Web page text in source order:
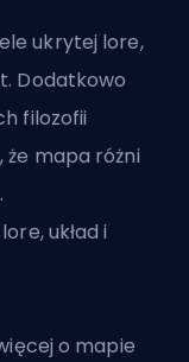
ukrytej lore,
Dodatkowo
filozofii
mapa różni
układ i
o mapie